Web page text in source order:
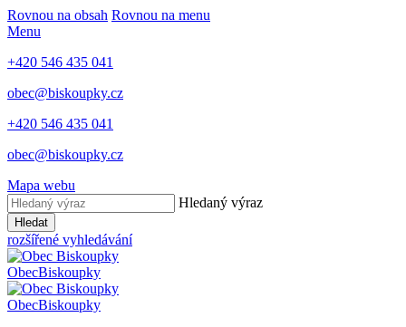
Rovnou na obsah Rovnou na menu
Menu
+420 546 435 041
obec@biskoupky.cz
+420 546 435 041
obec@biskoupky.cz
Mapa webu
Hledaný výraz
Hledat
rozšířené vyhledávání
ObecBiskoupky
ObecBiskoupky